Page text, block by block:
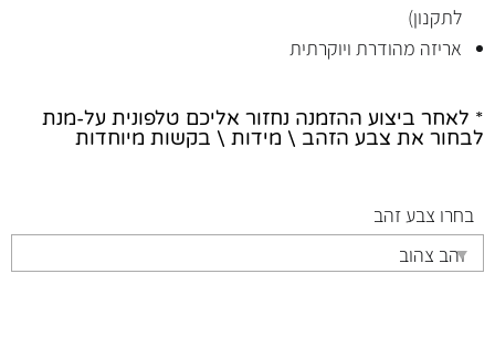
לתקנון)
אריזה מהודרת ויוקרתית
* לאחר ביצוע ההזמנה נחזור אליכם טלפונית על-מנת
לבחור את צבע הזהב \ מידות \ בקשות מיוחדות
בחרו צבע זהב